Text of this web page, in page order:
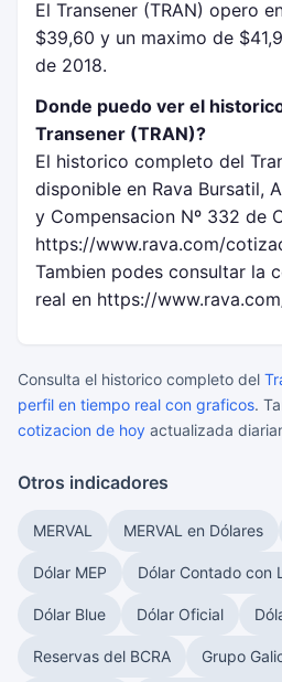
El Transener (TRAN) opero
$39,60 y un maximo de
de 2018.
Donde puedo ver el
Transener (TRAN)?
El historico completo del
disponible en Rava Bursatil,
y Compensacion Nº 332 de
https://www.rava.com/
Tambien podes consultar la
real en https://
Consulta el historico completo del
perfil en tiempo real con graficos.
cotizacion de hoy actualizada
Otros indicadores
MERVAL MERVAL en Dólares
Dólar MEP Dólar Contado con
Dólar Blue Dólar Oficial
Reservas del BCRA Grupo